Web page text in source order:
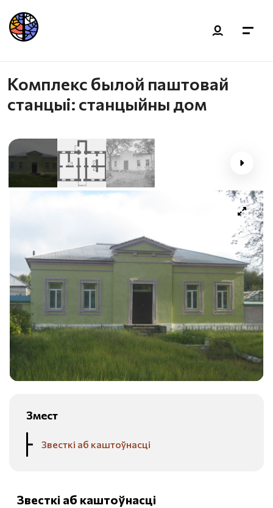
Комплекс былой паштовай
станцыі: станцыйны дом
Змест
Звесткі аб каштоўнасці
Звесткі аб каштоўнасці